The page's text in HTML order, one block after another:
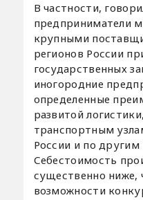
В частности,
предприниматели
крупными
регионов России
государственных
иногородние
определенные
развитой
транспортным
России и по
Себестоимость
существенно ниже,
возможности